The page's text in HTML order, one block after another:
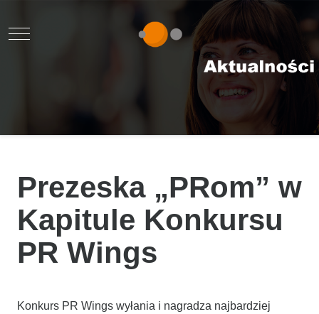
Mobile Menu Toggle
Prezeska „PRom” w
Kapitule Konkursu
PR Wings
Konkurs PR Wings wyłania i nagradza najbardziej